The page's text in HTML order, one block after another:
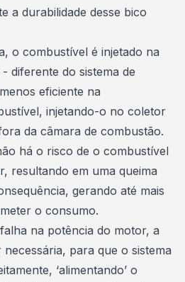
a durabilidade desse bico
o combustível é injetado na
diferente do sistema de
eficiente na
injetando-o no coletor
da câmara de combustão.
há o risco de o combustível
resultando em uma queima
gerando até mais
o consumo.
na potência do motor, a
para que o sistema
‘alimentando’ o